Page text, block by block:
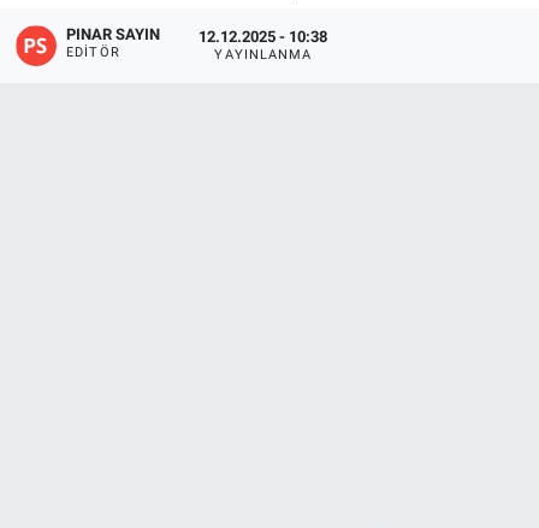
PINAR SAYIN
EDITÖR
12.12.2025 - 10:38
YAYINLANMA